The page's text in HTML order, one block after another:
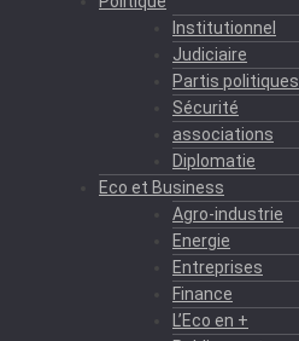
Institutionnel
Judiciaire
Partis politiques
Sécurité
associations
Diplomatie
Eco et Business
Agro-industrie
Energie
Entreprises
Finance
L’Eco en +